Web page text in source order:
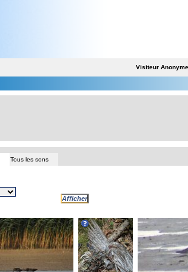
Visiteur Anonyme
Tous les sons